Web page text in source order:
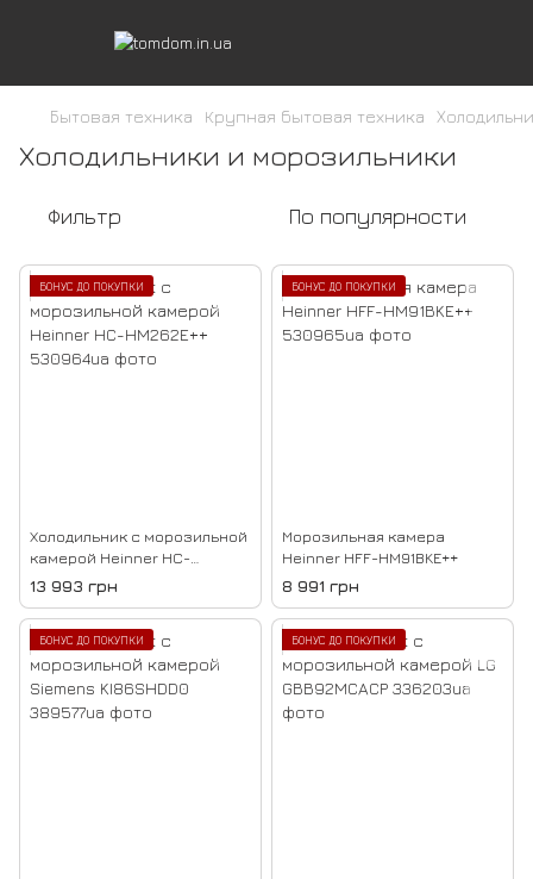
Бытовая техника Крупная бытовая техника
Холодильники и морозильники
Фильтр По популярности
БОНУС ДО ПОКУПКИ
Холодильник с морозильной
камерой Heinner HC-
HM262E++
13 993 грн
БОНУС ДО ПОКУПКИ
Морозильная камера
Heinner HFF-HM91BKE++
8 991 грн
БОНУС ДО ПОКУПКИ БОНУС ДО ПОКУПКИ